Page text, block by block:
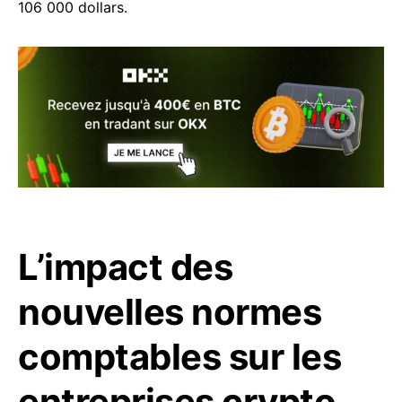
106 000 dollars.
L’impact des
nouvelles normes
comptables sur les